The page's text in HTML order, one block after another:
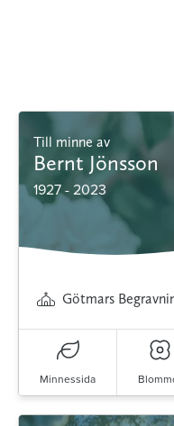
Till minne av
Bernt Jönsson
1927 - 2023
Götmars
Minnessida